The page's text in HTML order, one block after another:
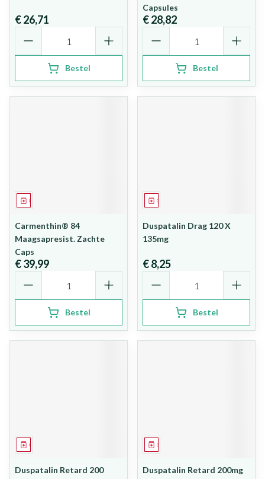
€ 26,71
Bestel
Capsules
€ 28,82
Bestel
Geneesmiddel
Carmenthin® 84
Maagsapresist. Zachte
Caps
€ 39,99
Bestel
Geneesmiddel
Duspatalin Drag 120 X
135mg
€ 8,25
Bestel
Geneesmiddel
Duspatalin Retard 200
Geneesmiddel
Duspatalin Retard 200mg